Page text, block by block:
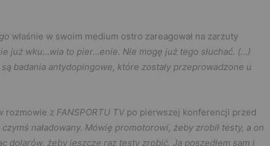
właśnie w swoim medium ostro zareagował na zarzuty
już wku…wia to pier…enie. Nie mogę już tego słuchać. (…)
badania antydopingowe, które zostały przeprowadzone u
rozmowie z FANSPORTU TVpo pierwszej konferencji przed
czymś naładowany. Mówię promotorowi, żeby zrobił testy, a on
dolarów, żeby jeszcze raz testy zrobić. Ja poszedłem sam i